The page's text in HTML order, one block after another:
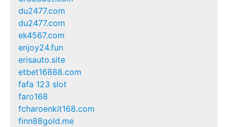
du2477.com
du2477.com
ek4567.com
enjoy24.fun
erisauto.site
etbet16888.com
fafa 123 slot
faro168
fcharoenkit168.com
finn88gold.me